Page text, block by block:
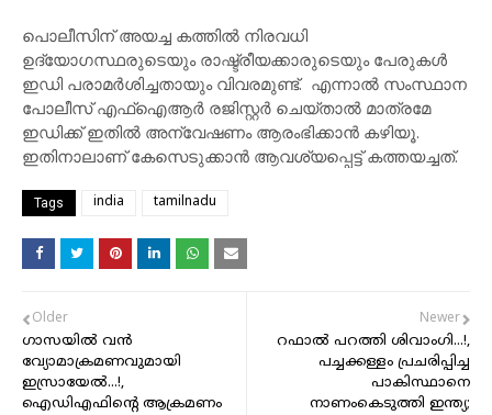
പൊലീസിന് അയച്ച കത്തിൽ നിരവധി
ഉദ്യോഗസ്ഥരുടെയും രാഷ്ട്രീയക്കാരുടെയും പേരുകൾ
ഇഡി പരാമർശിച്ചതായും വിവരമുണ്ട്. എന്നാൽ സംസ്ഥാന
പോലീസ് എഫ്‌ഐആർ രജിസ്റ്റർ ചെയ്താൽ മാത്രമേ
ഇഡിക്ക് ഇതിൽ അന്വേഷണം ആരംഭിക്കാൻ കഴിയൂ.
ഇതിനാലാണ് കേസെടുക്കാൻ ആവശ്യപ്പെട്ട് കത്തയച്ചത്.
Tags india tamilnadu
Newer
റഫാല്‍ പറത്തി ശിവാംഗി...!,
പച്ചക്കള്ളം പ്രചരിപ്പിച്ച
പാകിസ്ഥാനെ
നാണംകെടുത്തി ഇന്ത്യ;
Older
ഗാസയില്‍ വന്‍
വ്യോമാക്രമണവുമായി
ഇസ്രായേൽ...!,
ഐഡിഎഫിന്റെ ആക്രമണം